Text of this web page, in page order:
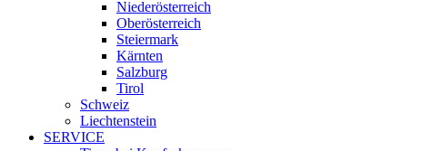
Niederösterreich
Oberösterreich
Steiermark
Kärnten
Salzburg
Tirol
Schweiz
Liechtenstein
SERVICE